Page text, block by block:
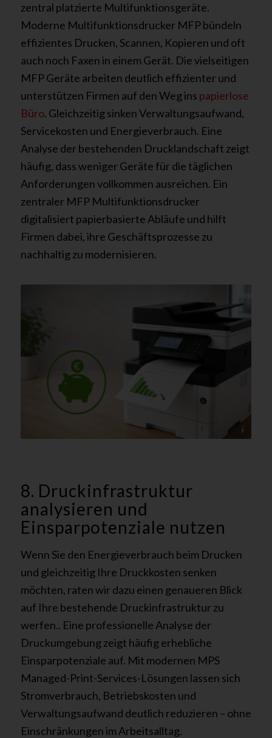
zentral platzierte Multifunktionsgeräte.
Moderne Multifunktionsdrucker MFP bündeln
effizientes Drucken, Scannen, Kopieren und oft
auch noch Faxen in einem Gerät. Die vielseitigen
MFP Geräte arbeiten deutlich effizienter und
unterstützen Firmen auf den Weg ins papierlose
Büro. Gleichzeitig sinken Verwaltungsaufwand,
Servicekosten und Energieverbrauch. Eine
Analyse der bestehenden Drucklandschaft zeigt
häufig, dass weniger Geräte für die täglichen
Anforderungen vollkommen ausreichen. Ein
zentraler MFP Multifunktionsdrucker
digitalisiert papierbasierte Abläufe und hilft
Firmen dabei, ihre Geschäftsprozesse zu
nachhaltig zu modernisieren.
@HP - tectonika
8. Druckinfrastruktur
analysieren und
Einsparpotenziale nutzen
Wenn Sie den Energieverbrauch beim Drucken
und gleichzeitig Ihre Druckkosten senken
möchten, raten wir dazu einen genaueren Blick
auf Ihre bestehende Druckinfrastruktur zu
werfen.. Eine professionelle Analyse der
Druckumgebung zeigt häufig erhebliche
Einsparpotenziale auf. Mit modernen MPS
Managed-Print-Services-Lösungen lassen sich
Stromverbrauch, Betriebskosten und
Verwaltungsaufwand deutlich reduzieren – ohne
Einschränkungen im Arbeitsalltag.